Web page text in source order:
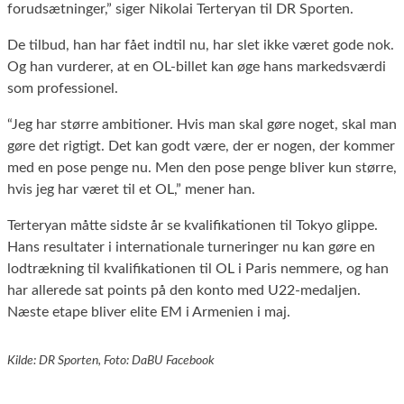
forudsætninger,” siger Nikolai Terteryan til DR Sporten.
De tilbud, han har fået indtil nu, har slet ikke været gode nok.
Og han vurderer, at en OL-billet kan øge hans markedsværdi
som professionel.
“Jeg har større ambitioner. Hvis man skal gøre noget, skal man
gøre det rigtigt. Det kan godt være, der er nogen, der kommer
med en pose penge nu. Men den pose penge bliver kun større,
hvis jeg har været til et OL,” mener han.
Terteryan måtte sidste år se kvalifikationen til Tokyo glippe.
Hans resultater i internationale turneringer nu kan gøre en
lodtrækning til kvalifikationen til OL i Paris nemmere, og han
har allerede sat points på den konto med U22-medaljen.
Næste etape bliver elite EM i Armenien i maj.
Kilde: DR Sporten, Foto: DaBU Facebook